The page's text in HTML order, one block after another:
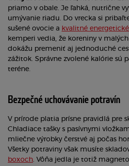
priamo v obale. Je ľahká, nutrične
umývanie riadu. Do vrecka si
sušené ovocie a kvalitné
kemperi vedia, že koreniny v
dokážu premeniť aj jednoduché
zážitok. Správne zvolené kalórie sú
teréne.
Bezpečné uchovávanie potravín
V prírode platia prísne pravidlá pre
Chladiace tašky s pasívnymi
mliečne výrobky čerstvé aj počas
Všetky potraviny však musíte
boxoch. Vôňa jedla je totiž